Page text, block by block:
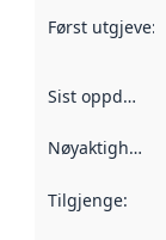
Først utgjeve:
Sist oppdatert
Nøyaktigheit
Tilgjenge: